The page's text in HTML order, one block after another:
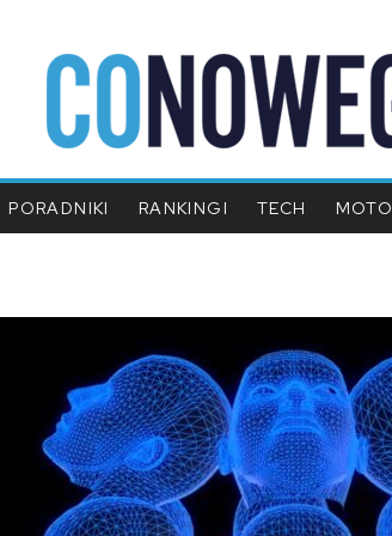
PORADNIKI RANKINGI TECH MOTO